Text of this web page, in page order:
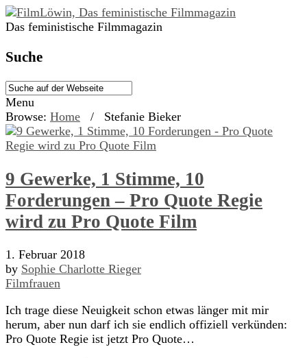
Das feministische Filmmagazin
Suche
Menu
Browse: Home / Stefanie Bieker
9 Gewerke, 1 Stimme, 10
Forderungen – Pro Quote Regie
wird zu Pro Quote Film
1. Februar 2018
by Sophie Charlotte Rieger
Filmfrauen
Ich trage diese Neuigkeit schon etwas länger mit mir
herum, aber nun darf ich sie endlich offiziell verkünden:
Pro Quote Regie ist jetzt Pro Quote…